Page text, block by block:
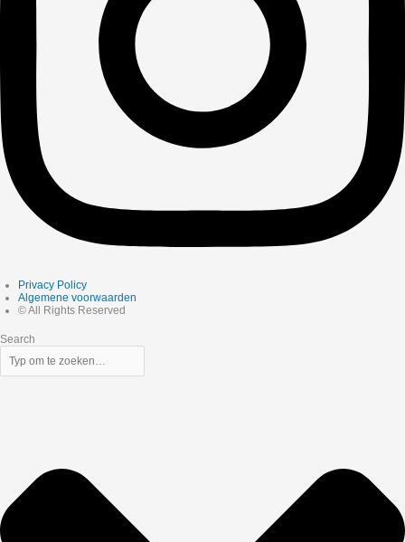
Privacy Policy
Algemene voorwaarden
© All Rights Reserved
Search